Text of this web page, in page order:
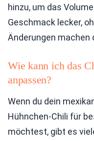
hinzu, um das
Geschmack lecker,
Änderungen machen
Wie kann ich das
anpassen?
Wenn du dein
Hühnchen-Chili für
möchtest, gibt es